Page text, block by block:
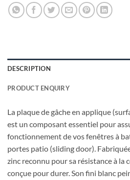
DESCRIPTION
PRODUCT ENQUIRY
La plaque de gâche en applique
est un composant essentiel pour
fonctionnement de vos fenêtres à
portes patio (sliding door).
zinc reconnu pour sa résistance à la
conçue pour durer. Son fini blanc